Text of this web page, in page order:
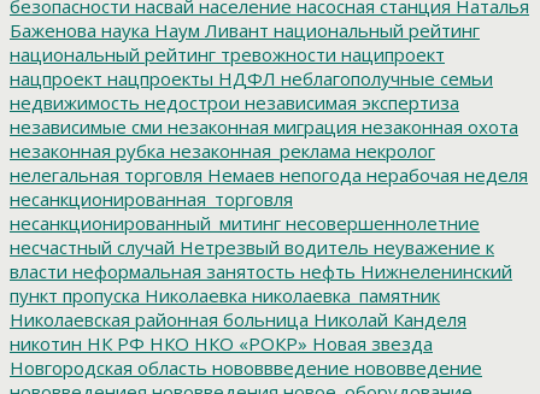
безопасности насвай население насосная станция Наталья
Баженова наука Наум Ливант национальный рейтинг
национальный рейтинг тревожности наципроект
нацпроект нацпроекты НДФЛ неблагополучные семьи
недвижимость недострои независимая экспертиза
независимые сми незаконная миграция незаконная охота
незаконная рубка незаконная_реклама некролог
нелегальная торговля Немаев непогода нерабочая неделя
несанкционированная_торговля
несанкционированный_митинг несовершеннолетние
несчастный случай Нетрезвый водитель неуважение к
власти неформальная занятость нефть Нижнеленинский
пункт пропуска Николаевка николаевка_памятник
Николаевская районная больница Николай Канделя
никотин НК РФ НКО НКО «РОКР» Новая звезда
Новгородская область нововвведение нововведение